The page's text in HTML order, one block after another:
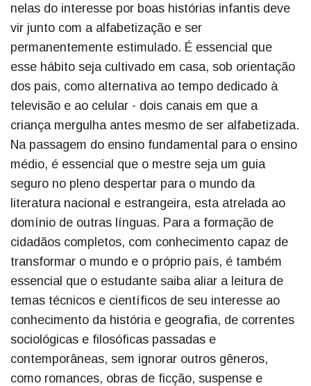
nelas do interesse por boas histórias infantis deve
vir junto com a alfabetização e ser
permanentemente estimulado. É essencial que
esse hábito seja cultivado em casa, sob orientação
dos pais, como alternativa ao tempo dedicado à
televisão e ao celular - dois canais em que a
criança mergulha antes mesmo de ser alfabetizada.
Na passagem do ensino fundamental para o ensino
médio, é essencial que o mestre seja um guia
seguro no pleno despertar para o mundo da
literatura nacional e estrangeira, esta atrelada ao
domínio de outras línguas. Para a formação de
cidadãos completos, com conhecimento capaz de
transformar o mundo e o próprio país, é também
essencial que o estudante saiba aliar a leitura de
temas técnicos e científicos de seu interesse ao
conhecimento da história e geografia, de correntes
sociológicas e filosóficas passadas e
contemporâneas, sem ignorar outros gêneros,
como romances, obras de ficção, suspense e